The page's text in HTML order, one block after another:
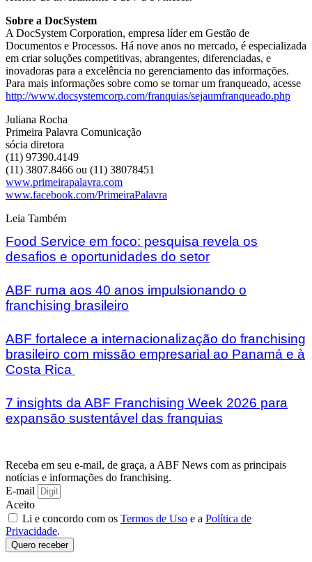
Sobre a DocSystem
A DocSystem Corporation, empresa líder em Gestão de
Documentos e Processos. Há nove anos no mercado, é especializada
em criar soluções competitivas, abrangentes, diferenciadas, e
inovadoras para a excelência no gerenciamento das informações.
Para mais informações sobre como se tornar um franqueado, acesse
http://www.docsystemcorp.com/franquias/sejaumfranqueado.php
Juliana Rocha
Primeira Palavra Comunicação
sócia diretora
(11) 97390.4149
(11) 3807.8466 ou (11) 38078451
www.primeirapalavra.com
www.facebook.com/PrimeiraPalavra
Leia Também
Food Service em foco: pesquisa revela os
desafios e oportunidades do setor
ABF ruma aos 40 anos impulsionando o
franchising brasileiro
ABF fortalece a internacionalização do franchising
brasileiro com missão empresarial ao Panamá e à
Costa Rica
7 insights da ABF Franchising Week 2026 para
expansão sustentável das franquias
Receba em seu e-mail, de graça, a ABF News com as principais
notícias e informações do franchising.
E-mail
Aceito
Li e concordo com os Termos de Uso e a Política de
Privacidade.
Quero receber